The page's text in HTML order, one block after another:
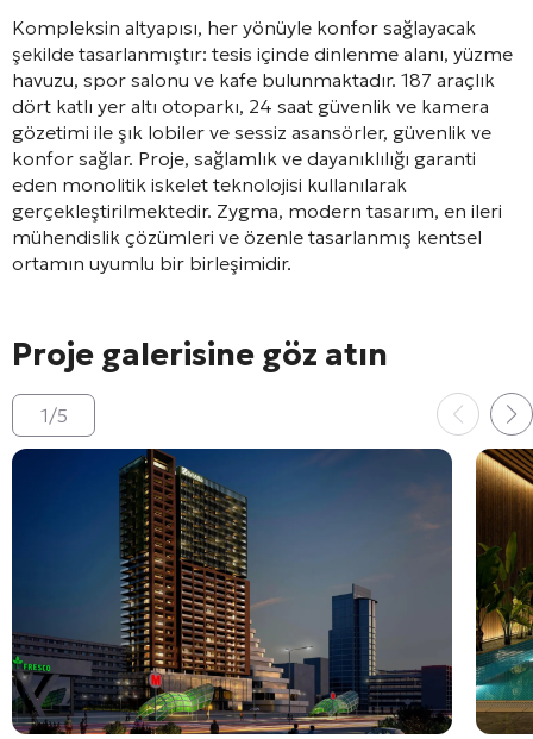
Kompleksin altyapısı, her yönüyle konfor sağlayacak
şekilde tasarlanmıştır: tesis içinde dinlenme alanı, yüzme
havuzu, spor salonu ve kafe bulunmaktadır. 187 araçlık
dört katlı yer altı otoparkı, 24 saat güvenlik ve kamera
gözetimi ile şık lobiler ve sessiz asansörler, güvenlik ve
konfor sağlar. Proje, sağlamlık ve dayanıklılığı garanti
eden monolitik iskelet teknolojisi kullanılarak
gerçekleştirilmektedir. Zygma, modern tasarım, en ileri
mühendislik çözümleri ve özenle tasarlanmış kentsel
ortamın uyumlu bir birleşimidir.
Proje galerisine göz atın
1/5